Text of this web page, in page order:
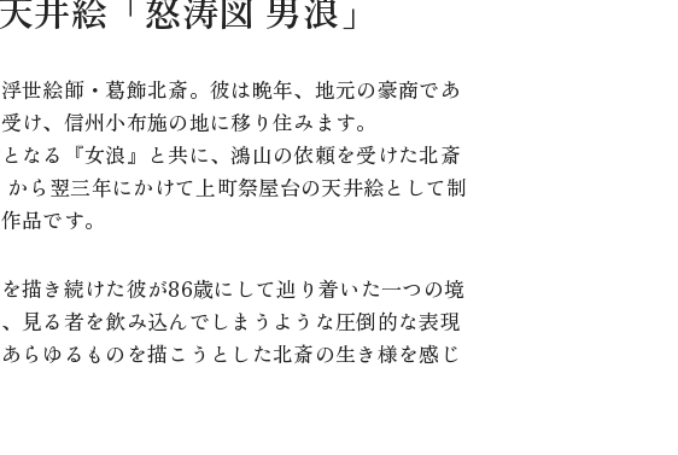
井絵「怒涛図 男浪」
世絵師・葛飾北斎。彼は晩年、地元の豪商であ
け、信州小布施の地に移り住みます。
なる『女浪』と共に、鴻山の依頼を受けた北斎
ら翌三年にかけて上町祭屋台の天井絵として制
品です。
描き続けた彼が86歳にして辿り着いた一つの境
見る者を飲み込んでしまうような圧倒的な表現
らゆるものを描こうとした北斎の生き様を感じ